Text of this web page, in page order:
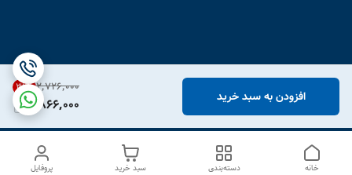
۲٬۷۲۶٬۰۰۰ 31%
1,866,000 افزودن به سبد خرید
پروفایل سبد خرید دسته‌بندی خانه